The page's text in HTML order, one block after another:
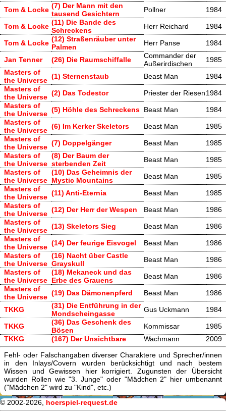
Tom & Locke (7) Der Mann mit den
tausend Gesichtern
Pollner 1984
Tom & Locke (11) Die Bande des
Schreckens
Herr Reichard 1984
Tom & Locke (12) Straßenräuber unter
Palmen
Herr Panse 1984
Jan Tenner (26) Die Raumschiffalle
Commander der
Außerirdischen
1985
Masters of
the Universe (1) Sternenstaub Beast Man
1984
Masters of
the Universe (2) Das Todestor Priester der Riesen1984
Masters of
the Universe (5) Höhle des Schreckens Beast Man
1984
Masters of
the Universe (6) Im Kerker Skeletors Beast Man
1985
Masters of
the Universe (7) Doppelgänger Beast Man
1985
Masters of
the Universe
(8) Der Baum der
sterbenden Zeit
Beast Man
1985
Masters of
the Universe
(10) Das Geheimnis der
Mystic Mountains
Beast Man
1985
Masters of
the Universe (11) Anti-Eternia Beast Man
1985
Masters of
the Universe (12) Der Herr der Wespen Beast Man
1986
Masters of
the Universe (13) Skeletors Sieg Beast Man
1986
Masters of
the Universe (14) Der feurige Eisvogel Beast Man
1986
Masters of
the Universe
(16) Nacht über Castle
Grayskull
Beast Man
1986
Masters of
the Universe
(18) Mekaneck und das
Erbe des Grauens
Beast Man
1986
Masters of
the Universe (19) Das Dämonenpferd Beast Man 1986
TKKG
(31) Die Entführung in der
Mondscheingasse
Gus Uckmann 1984
TKKG
(36) Das Geschenk des
Bösen
Kommissar
1985
TKKG
(167) Der Unsichtbare Wachmann 2009
Fehl- oder Falschangaben diverser Charaktere und Sprecher/innen
in den Inlays/Covern wurden berücksichtigt und nach bestem
Wissen und Gewissen hier korrigiert. Zugunsten der Übersicht
wurden Rollen wie "3. Junge" oder "Mädchen 2" hier umbenannt
("Mädchen 2" wird zu "Kind", etc.)
© 2002-2026, hoerspiel-request.de